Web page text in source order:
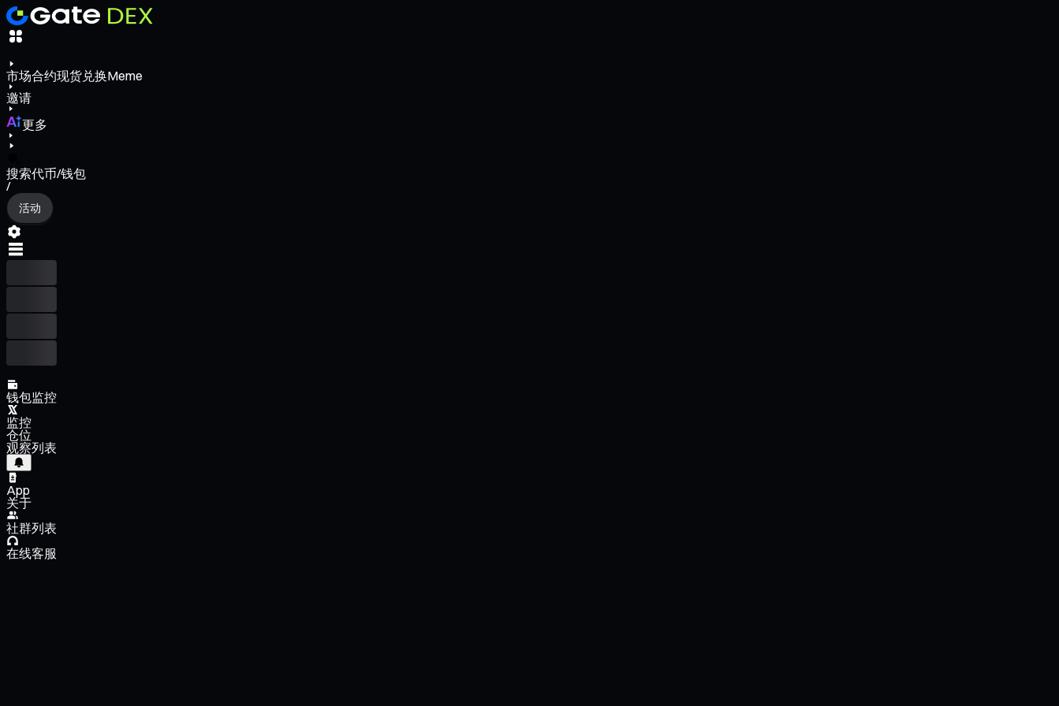
市场合约现货兑换Meme
邀请
更多
搜索代币/钱包
/
活动
钱包监控
监控
仓位
观察列表
App
关于
社群列表
在线客服